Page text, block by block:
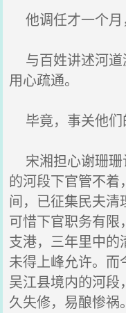
他调任才一个月
与百姓讲述河道
用心疏通。
毕竟，事关他们
宋湘担心谢珊珊
的河段下官管不着
间，已征集民夫清
可惜下官职务有
支港，三年里中
未得上峰允许。
吴江县境内的河
久失修，易酿惨祸